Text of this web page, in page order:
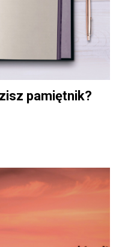
pamiętnik?